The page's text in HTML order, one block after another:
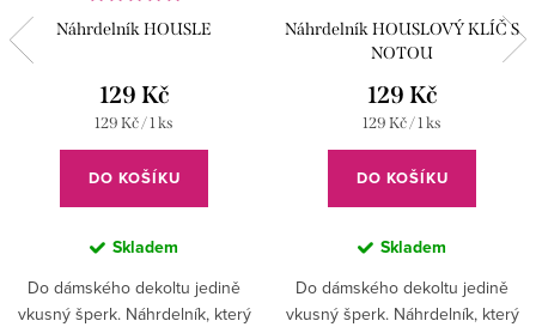
Náhrdelník HOUSLE
129 Kč
Měrná
cena:
129 Kč / 1 ks
DO KOŠÍKU
Skladem
Do dámského dekoltu jedině
vkusný šperk. Náhrdelník, který
Náhrdelník HOUSLOVÝ KLÍČ S
NOTOU
129 Kč
Měrná
cena:
129 Kč / 1 ks
DO KOŠÍKU
Skladem
Do dámského dekoltu jedině
vkusný šperk. Náhrdelník, který